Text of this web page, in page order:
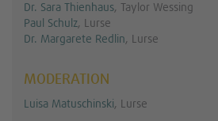
Dr. Sara Thienhaus, Taylor Wessing
Paul Schulz, Lurse
Dr. Margarete Redlin, Lurse
MODERATION
Luisa Matuschinski, Lurse